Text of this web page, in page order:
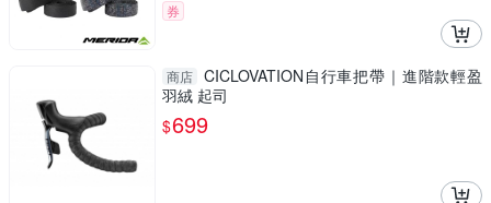
券
商店 CICLOVATION自行車把帶｜進階款輕盈
羽絨 起司
$699